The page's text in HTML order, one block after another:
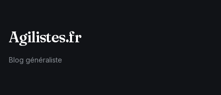
Agilistes.fr
Blog généraliste